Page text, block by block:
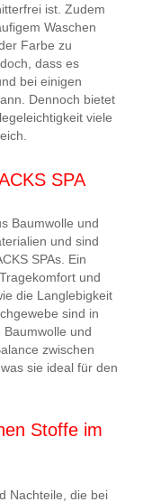
ist. Zudem
Waschen
Farbe zu
dass es
bei einigen
Dennoch bietet
viele
SPA
Baumwolle und
und sind
SPAs. Ein
und
die Langlebigkeit
sind in
und
zwischen
sie ideal für den
Stoffe im
Nachteile, die bei